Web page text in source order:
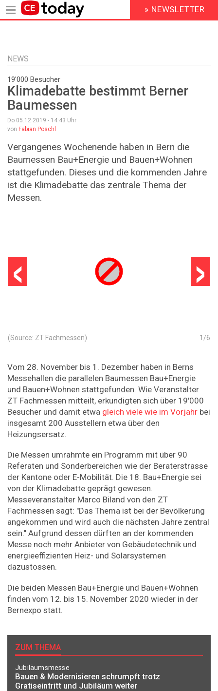
Inhalt
HEADER
MENU
» NEWSLETTER
NEWS
19'000 Besucher
Klimadebatte bestimmt Berner
Baumessen
Do 05.12.2019 - 14:43 Uhr
von Fabian Pöschl
Vergangenes Wochenende haben in Bern die
Baumessen Bau+Energie und Bauen+Wohnen
stattgefunden. Dieses und die kommenden Jahre
ist die Klimadebatte das zentrale Thema der
Messen.
‹ ›
1 /6
(Source: ZT Fachmessen)
Vom 28. November bis 1. Dezember haben in Berns
Messehallen die parallelen Baumessen Bau+Energie
und Bauen+Wohnen stattgefunden. Wie Veranstalter
ZT Fachmessen mitteilt, erkundigten sich über 19'000
Besucher und damit etwa gleich viele wie im Vorjahr bei
insgesamt 200 Ausstellern etwa über den
Heizungsersatz.
Die Messen umrahmte ein Programm mit über 90
Referaten und Sonderbereichen wie der Beraterstrasse
der Kantone oder E-Mobilität. Die 18. Bau+Energie sei
von der Klimadebatte geprägt gewesen.
Messeveranstalter Marco Biland von den ZT
Fachmessen sagt: "Das Thema ist bei der Bevölkerung
angekommen und wird auch die nächsten Jahre zentral
sein." Aufgrund dessen dürften an der kommenden
Messe noch mehr Anbieter von Gebäudetechnik und
energieeffizienten Heiz- und Solarsystemen
dazustossen.
Die beiden Messen Bau+Energie und Bauen+Wohnen
finden vom 12. bis 15. November 2020 wieder in der
Bernexpo statt.
ZUM THEMA
Jubiläumsmesse
Bauen & Modernisieren schrumpft trotz
Gratiseintritt und Jubiläum weiter